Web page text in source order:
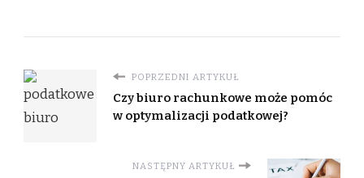
POPRZEDNI ARTYKUŁ
Czy biuro rachunkowe może pomóc
w optymalizacji podatkowej?
NASTĘPNY ARTYKUŁ